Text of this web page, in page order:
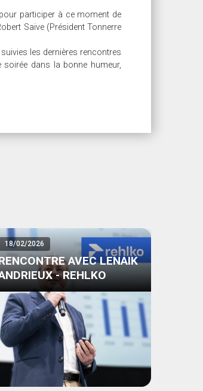
participer à ce moment de
Saive (Président Tonnerre
les dernières rencontres
dans la bonne humeur,
18/02/2026
AVEC LENAIK
- REHLKO